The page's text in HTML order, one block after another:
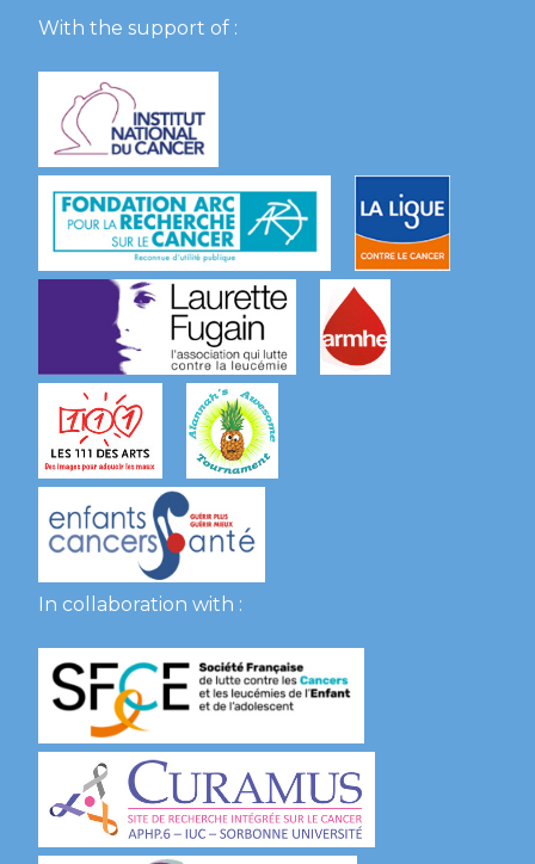
With the support of :
In collaboration with :